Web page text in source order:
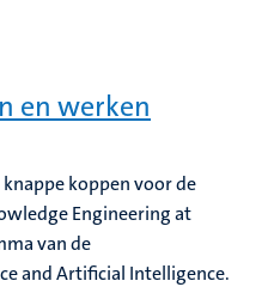
en werken
koppen voor de
Engineering at
van de
and Artificial Intelligence.